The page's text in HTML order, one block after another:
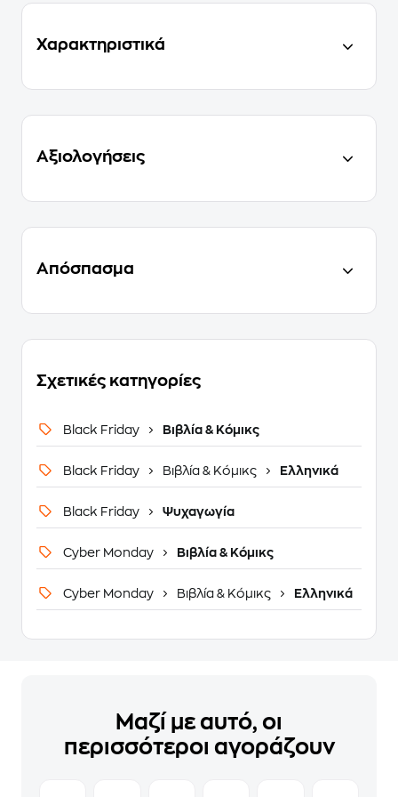
Χαρακτηριστικά
Αξιολογήσεις
Απόσπασμα
Σχετικές κατηγορίες
Black Friday Βιβλία & Κόμικς
Black Friday Βιβλία & Κόμικς Ελληνικά
Black Friday Ψυχαγωγία
Cyber Monday Βιβλία & Κόμικς
Cyber Monday Βιβλία & Κόμικς Ελληνικά
Μαζί με αυτό, οι
περισσότεροι αγοράζουν